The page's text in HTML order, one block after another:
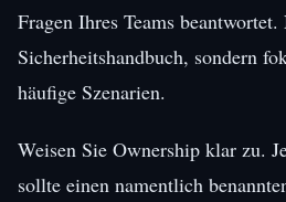
Fragen Ihres Teams
Sicherheitshandbuch, sondern
häufige Szenarien.
Weisen Sie Ownership klar zu.
sollte einen namentlich